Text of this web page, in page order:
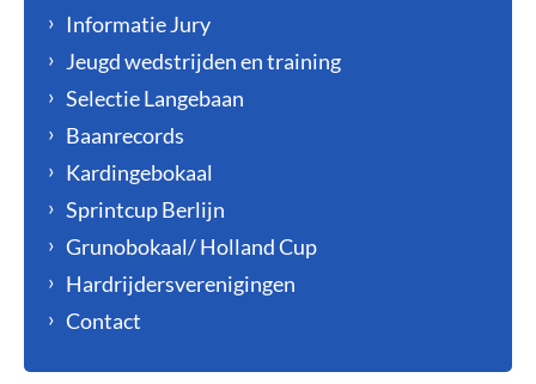
Informatie Jury
Jeugd wedstrijden en training
Selectie Langebaan
Baanrecords
Kardingebokaal
Sprintcup Berlijn
Grunobokaal/ Holland Cup
Hardrijdersverenigingen
Contact